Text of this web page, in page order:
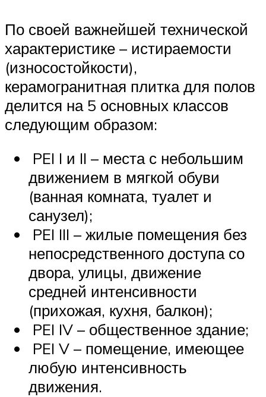
По своей важнейшей технической
характеристике – истираемости
(износостойкости),
керамогранитная плитка для полов
делится на 5 основных классов
следующим образом:
PEI I и II – места с небольшим
движением в мягкой обуви
(ванная комната, туалет и
санузел);
PEI III – жилые помещения без
непосредственного доступа со
двора, улицы, движение
средней интенсивности
(прихожая, кухня, балкон);
PEI IV – общественное здание;
PEI V – помещение, имеющее
любую интенсивность
движения.